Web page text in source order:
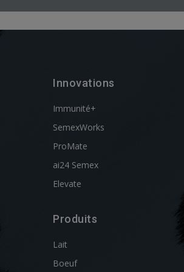
Innovations
Immunité+
SemexWorks
ProMate
ai24 Semex
Elevate
Produits
Lait
Boeuf